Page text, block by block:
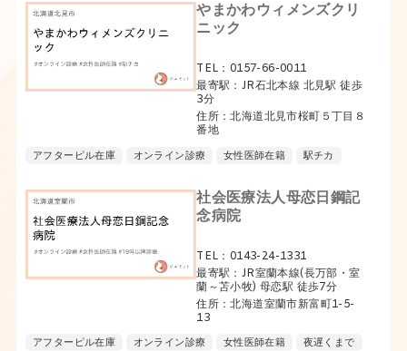
やまかわウィメンズクリ
ニック
TEL：0157-66-0011
最寄駅：JR石北本線 北見駅 徒歩
3分
住所：北海道北見市桜町５丁目８
番地
アフターピル在庫 オンライン診療 女性医師在籍 駅チカ
社会医療法人母恋日鋼記
念病院
TEL：0143-24-1331
最寄駅：JR室蘭本線(長万部・室
蘭～苫小牧) 母恋駅 徒歩7分
住所：北海道室蘭市新富町1-5-
13
アフターピル在庫 オンライン診療 女性医師在籍 夜遅くまで